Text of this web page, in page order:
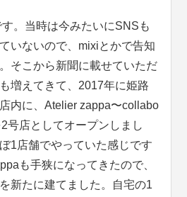
。当時は今みたいにSNSも
いないので、mixiとかで告知
そこから新聞に載せていただ
増えてきて、2017年に姫路
内に、Atelier zappa〜collabo
号店としてオープンしまし
1店舗でやっていた感じです
も手狭になってきたので、
新たに建てました。自宅の1